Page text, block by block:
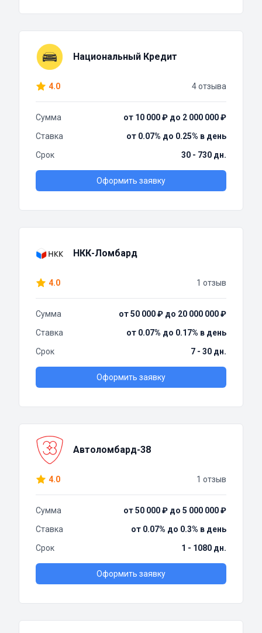
Национальный Кредит
4.0 4 отзыва
Сумма
от 10 000 ₽ до 2 000 000 ₽
Ставка
от 0.07% до 0.25% в день
Срок
30 - 730 дн.
Оформить заявку
НКК-Ломбард
4.0 1 отзыв
Сумма
от 50 000 ₽ до 20 000 000 ₽
Ставка
от 0.07% до 0.17% в день
Срок
7 - 30 дн.
Оформить заявку
Автоломбард-38
4.0 1 отзыв
Сумма
от 50 000 ₽ до 5 000 000 ₽
Ставка
от 0.07% до 0.3% в день
Срок
1 - 1080 дн.
Оформить заявку